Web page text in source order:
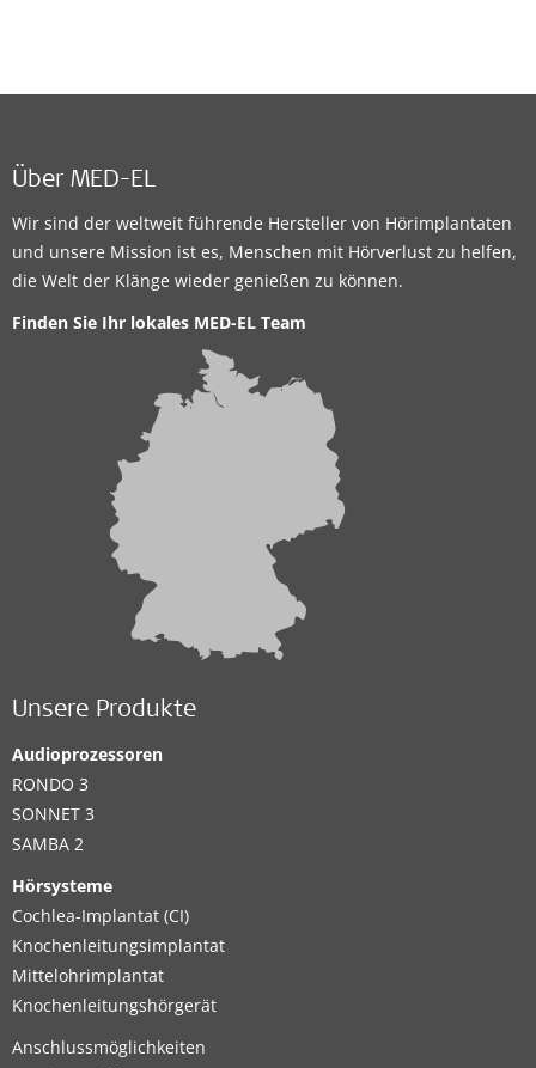
Über MED-EL
Wir sind der weltweit führende Hersteller von Hörimplantaten
und unsere Mission ist es, Menschen mit Hörverlust zu helfen,
die Welt der Klänge wieder genießen zu können.
Finden Sie Ihr lokales MED-EL Team
Unsere Produkte
Audioprozessoren
RONDO 3
SONNET 3
SAMBA 2
Hörsysteme
Cochlea-Implantat (CI)
Knochenleitungsimplantat
Mittelohrimplantat
Knochenleitungshörgerät
Anschlussmöglichkeiten